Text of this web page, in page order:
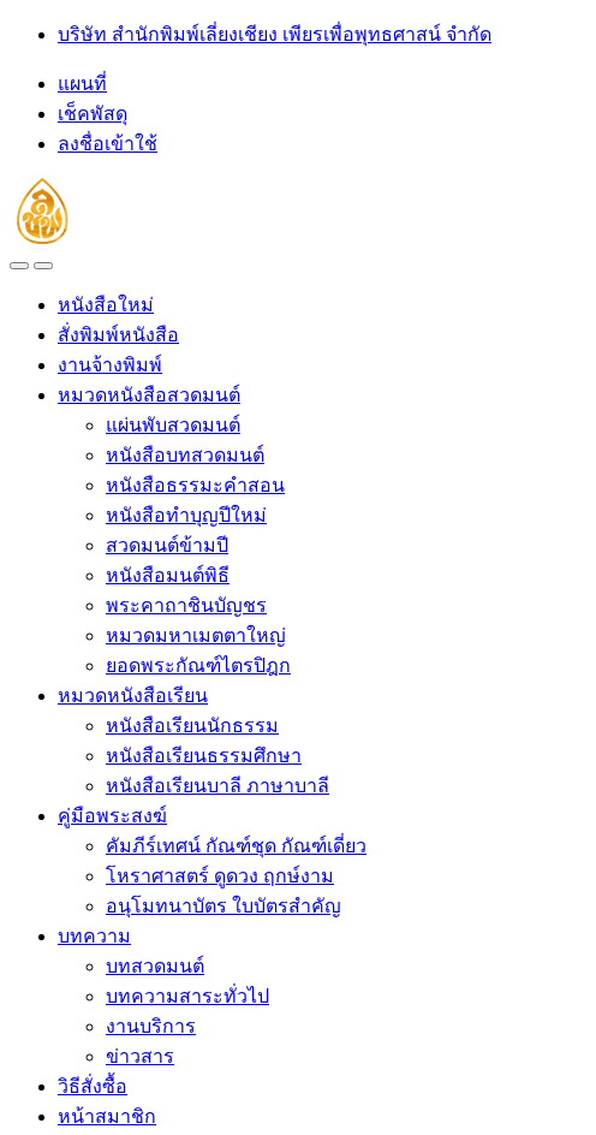
Skip
navigation
Skip
บริษัท สำนักพิมพ์เลี่ยงเชียง เพียรเพื่อพุทธศาสน์ จำกัด
แผนที่
เช็คพัสดุ
ลงชื่อเข้าใช้
OpenClose
หนังสือใหม่
สั่งพิมพ์หนังสือ
งานจ้างพิมพ์
หมวดหนังสือสวดมนต์
แผ่นพับสวดมนต์
หนังสือบทสวดมนต์
หนังสือธรรมะคำสอน
หนังสือทำบุญปีใหม่
สวดมนต์ข้ามปี
หนังสือมนต์พิธี
พระคาถาชินบัญชร
หมวดมหาเมตตาใหญ่
ยอดพระกัณฑ์ไตรปิฎก
หมวดหนังสือเรียน
หนังสือเรียนนักธรรม
หนังสือเรียนธรรมศึกษา
หนังสือเรียนบาลี ภาษาบาลี
คู่มือพระสงฆ์
คัมภีร์เทศน์ กัณฑ์ชุด กัณฑ์เดี่ยว
โหราศาสตร์ ดูดวง ฤกษ์งาม
อนุโมทนาบัตร ใบบัตรสำคัญ
บทความ
บทสวดมนต์
บทความสาระทั่วไป
งานบริการ
ข่าวสาร
วิธีสั่งซื้อ
หน้าสมาชิก